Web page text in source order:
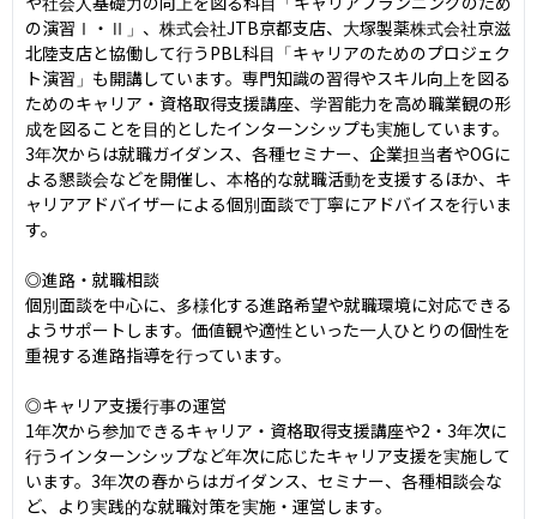
の演習Ⅰ・Ⅱ」、株式会社JTB京都支店、大塚製薬株式会社京滋
北陸支店と協働して行うPBL科目「キャリアのためのプロジェク
ト演習」も開講しています。専門知識の習得やスキル向上を図る
ためのキャリア・資格取得支援講座、学習能力を高め職業観の形
成を図ることを目的としたインターンシップも実施しています。
3年次からは就職ガイダンス、各種セミナー、企業担当者やOGに
よる懇談会などを開催し、本格的な就職活動を支援するほか、キ
ャリアアドバイザーによる個別面談で丁寧にアドバイスを行いま
す。
◎進路・就職相談
個別面談を中心に、多様化する進路希望や就職環境に対応できる
ようサポートします。価値観や適性といった一人ひとりの個性を
重視する進路指導を行っています。
◎キャリア支援行事の運営
1年次から参加できるキャリア・資格取得支援講座や2・3年次に
行うインターンシップなど年次に応じたキャリア支援を実施して
います。3年次の春からはガイダンス、セミナー、各種相談会な
ど、より実践的な就職対策を実施・運営します。